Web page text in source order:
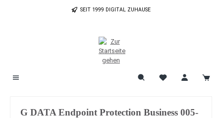
Zum Hauptinhalt springen SEIT 1999 DIGITAL ZUHAUSE
G DATA Endpoint Protection Business 005-